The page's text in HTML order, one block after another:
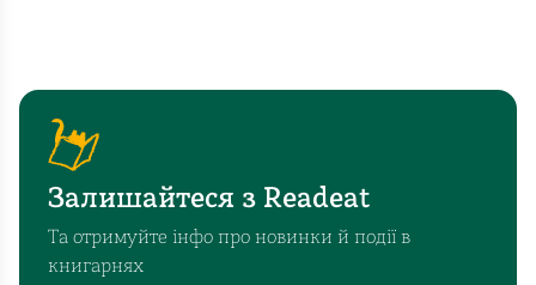
Залишайтеся з Readeat
Та отримуйте інфо про новинки й події в
книгарнях